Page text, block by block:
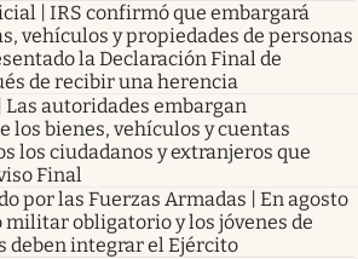
| IRS confirmó que embargará
vehículos y propiedades de personas
la Declaración Final de
de recibir una herencia
Las autoridades embargan
los bienes, vehículos y cuentas
los ciudadanos y extranjeros que
Final
por las Fuerzas Armadas | En agosto
militar obligatorio y los jóvenes de
deben integrar el Ejército